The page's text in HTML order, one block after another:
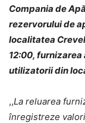
Compania de
rezervorului de
localitatea
12:00,
utilizatorii din
,,La reluarea
înregistreze